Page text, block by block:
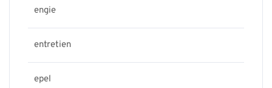
engie
entretien
epel